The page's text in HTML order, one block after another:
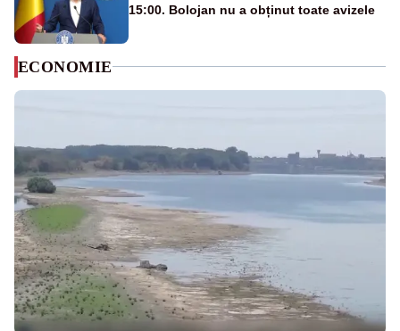
15:00. Bolojan nu a obținut toate avizele
ECONOMIE